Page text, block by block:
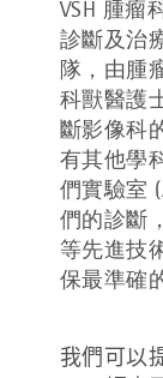
VSH 腫瘤
診斷及治
隊，由腫
科獸醫護
斷影像科
有其他學
們實驗室
們的診斷
等先進技
保最準確
我們可以